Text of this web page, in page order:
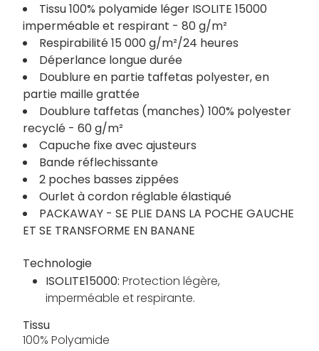
Tissu 100% polyamide léger ISOLITE 15000
imperméable et respirant - 80 g/m²
Respirabilité 15 000 g/m²/24 heures
Déperlance longue durée
Doublure en partie taffetas polyester, en
partie maille grattée
Doublure taffetas (manches) 100% polyester
recyclé - 60 g/m²
Capuche fixe avec ajusteurs
Bande réflechissante
2 poches basses zippées
Ourlet à cordon réglable élastiqué
PACKAWAY - SE PLIE DANS LA POCHE GAUCHE
ET SE TRANSFORME EN BANANE
Technologie
ISOLITE15000: Protection légère,
imperméable et respirante.
Tissu
100% Polyamide